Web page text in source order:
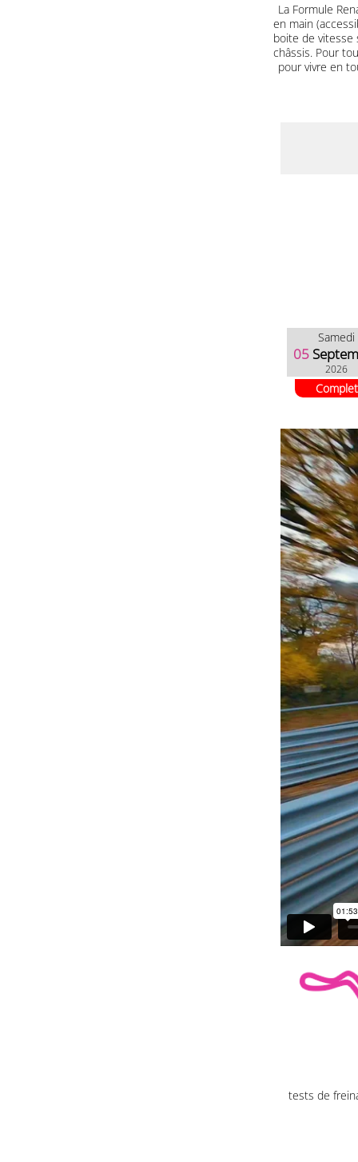
La Formule
en main
boite de
châssis. Pour
pour vivre en
tests de
Samedi
05
2026
Complet